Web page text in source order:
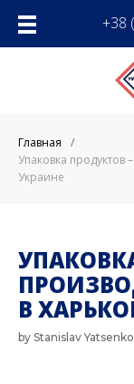
content
+38
Главная
/
Упаковка продуктов
Украине
В
by Stanislav Yatsenko